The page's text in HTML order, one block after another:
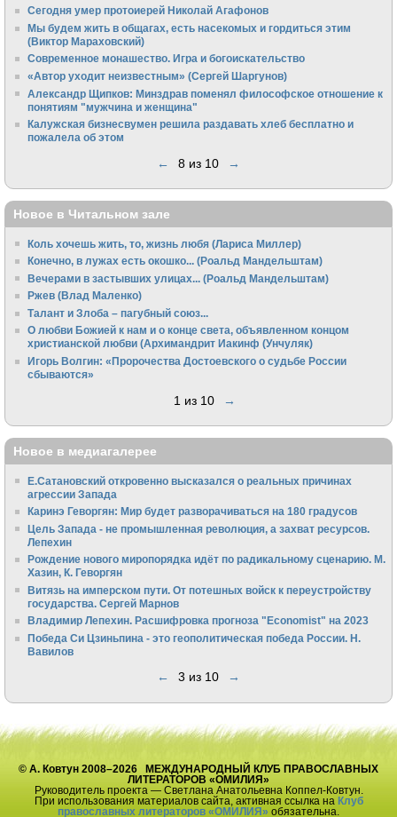
Сегодня умер протоиерей Николай Агафонов
Мы будем жить в общагах, есть насекомых и гордиться этим
(Виктор Мараховский)
Cовременное монашество. Игра и богоискательство
«Автор уходит неизвестным» (Сергей Шаргунов)
Александр Щипков: Минздрав поменял философское отношение к
понятиям "мужчина и женщина"
Калужская бизнесвумен решила раздавать хлеб бесплатно и
пожалела об этом
← 8 из 10 →
Новое в Читальном зале
Коль хочешь жить, то, жизнь любя (Лариса Миллер)
Конечно, в лужах есть окошко... (Роальд Мандельштам)
Вечерами в застывших улицах... (Роальд Мандельштам)
Ржев (Влад Маленко)
Талант и Злоба – пагубный союз...
О любви Божией к нам и о конце света, объявленном концом
христианской любви (Архимандрит Иакинф (Унчуляк)
Игорь Волгин: «Пророчества Достоевского о судьбе России
сбываются»
1 из 10 →
Новое в медиагалерее
Е.Сатановский откровенно высказался о реальных причинах
агрессии Запада
Каринэ Геворгян: Мир будет разворачиваться на 180 градусов
Цель Запада - не промышленная революция, а захват ресурсов.
Лепехин
Рождение нового миропорядка идёт по радикальному сценарию. М.
Хазин, К. Геворгян
Витязь на имперском пути. От потешных войск к переустройству
государства. Сергей Марнов
Владимир Лепехин. Расшифровка прогноза "Economist" на 2023
Победа Си Цзиньпина - это геополитическая победа России. Н.
Вавилов
← 3 из 10 →
© А. Ковтун 2008–2026 МЕЖДУНАРОДНЫЙ КЛУБ ПРАВОСЛАВНЫХ
ЛИТЕРАТОРОВ «ОМИЛИЯ»
Руководитель проекта — Светлана Анатольевна Коппел-Ковтун.
При использования материалов сайта, активная ссылка на Клуб
православных литераторов «ОМИЛИЯ» обязательна.